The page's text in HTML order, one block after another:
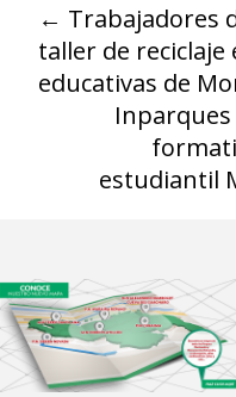
← Trabajadores
taller de
educativas de
estudiantil